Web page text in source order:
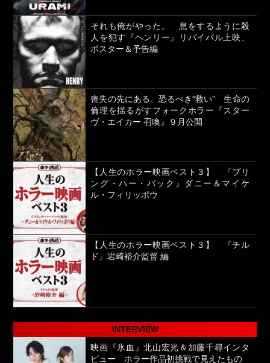
それも俺がやった。 息をするように殺
人を犯す『ヘンリー』リバイバル上映、
ポスター＆予告編
喪失の先にある、恐るべき“救い” 生命の
倫理を揺るがすフォークホラー『スター
ヴ・エイカー 召喚』９月公開
【人生のホラー映画ベスト３】 『ブリ
ング・ハー・バック』ダニー＆マイケ
ル・フィリッポウ
【人生のホラー映画ベスト３】 『チル
ド』岩崎裕介監督 編
INTERVIEW
映画『氷血』北山宏光＆加藤千尋インタ
ビュー ホラー作品初挑戦で見えたもの